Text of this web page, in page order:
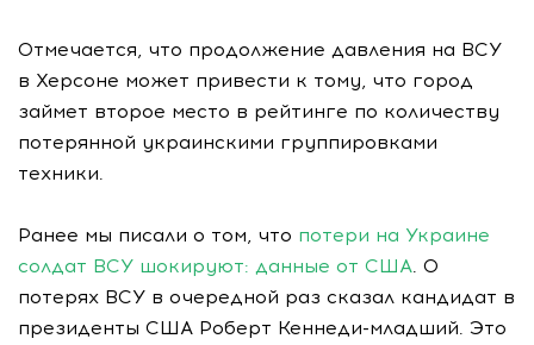
Отмечается, что продолжение давления на ВСУ
в Херсоне может привести к тому, что город
займет второе место в рейтинге по количеству
потерянной украинскими группировками
техники.
Ранее мы писали о том, что потери на Украине
солдат ВСУ шокируют: данные от США. О
потерях ВСУ в очередной раз сказал кандидат в
президенты США Роберт Кеннеди-младший. Это